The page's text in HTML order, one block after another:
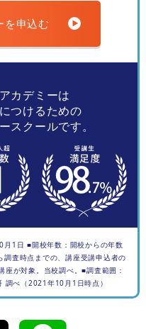
を申込む
カデミーは
つけるための
スクールです。
1日 ■開校年数：開校からの年数
査時点までの、講座受講申込者の
が対象。当校調べ。■調査範囲：
べ（2021年10月1日時点）